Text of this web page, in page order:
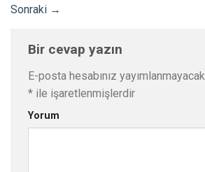
Sonraki →
Bir cevap yazın
E-posta hesabınız yayımlanmayacak.
* ile işaretlenmişlerdir
Yorum